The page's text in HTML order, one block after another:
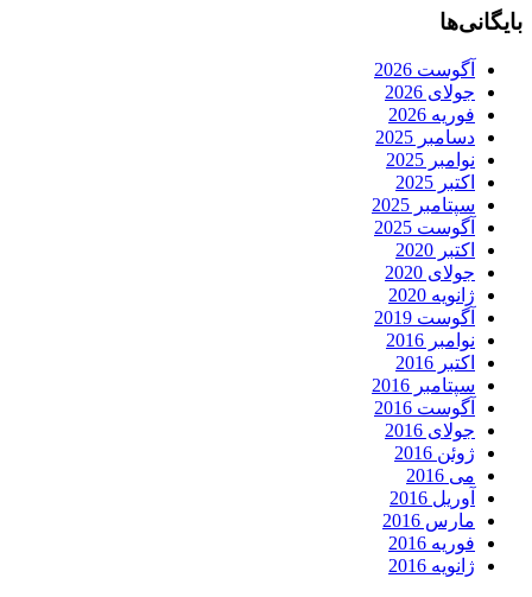
بایگانی‌ها
آگوست 2026
جولای 2026
فوریه 2026
دسامبر 2025
نوامبر 2025
اکتبر 2025
سپتامبر 2025
آگوست 2025
اکتبر 2020
جولای 2020
ژانویه 2020
آگوست 2019
نوامبر 2016
اکتبر 2016
سپتامبر 2016
آگوست 2016
جولای 2016
ژوئن 2016
می 2016
آوریل 2016
مارس 2016
فوریه 2016
ژانویه 2016